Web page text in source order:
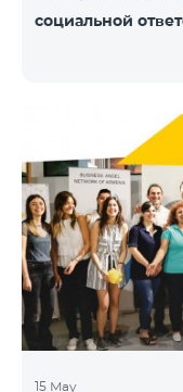
социальной
15 May